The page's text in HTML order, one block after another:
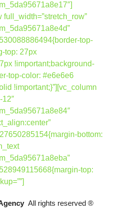
top-
top: 27px
!important;background-
top-color: #e6e6e6
!important;}”][vc_column
12″
bottom:
top:
All rights reserved ®